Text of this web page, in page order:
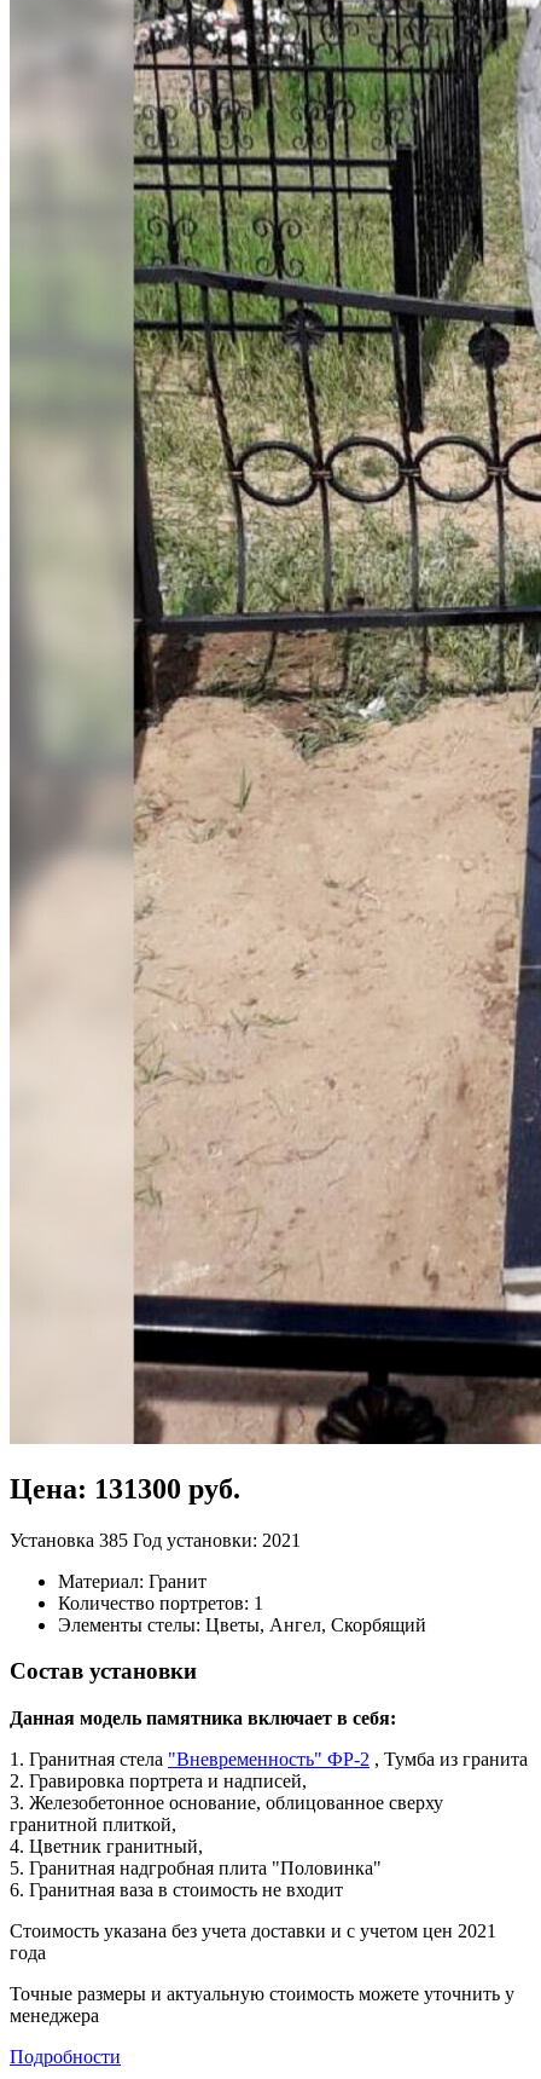
Цена: 131300 руб.
Установка 385 Год установки: 2021
Материал: Гранит
Количество портретов: 1
Элементы стелы: Цветы, Ангел, Скорбящий
Состав установки
Данная модель памятника включает в себя:
1. Гранитная стела "Вневременность" ФР-2 , Тумба из гранита
2. Гравировка портрета и надписей,
3. Железобетонное основание, облицованное сверху
гранитной плиткой,
4. Цветник гранитный,
5. Гранитная надгробная плита "Половинка"
6. Гранитная ваза в стоимость не входит
Стоимость указана без учета доставки и с учетом цен 2021
года
Точные размеры и актуальную стоимость можете уточнить у
менеджера
Подробности